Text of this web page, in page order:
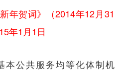
贺词》（2014年12月31
年1月1日
本公共服务均等化体制机